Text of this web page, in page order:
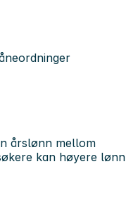
årslønn mellom
kan høyere lønn